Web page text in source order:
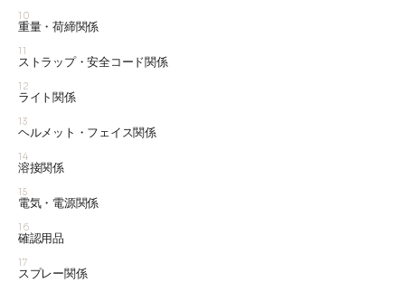
10
重量・荷締関係
11
ストラップ・安全コード関係
12
ライト関係
13
ヘルメット・フェイス関係
14
溶接関係
15
電気・電源関係
16
確認用品
17
スプレー関係